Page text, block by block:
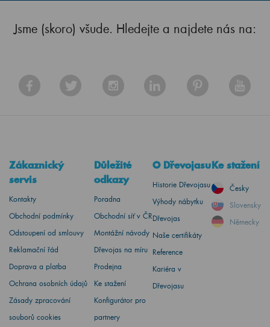
Jsme (skoro) všude. Hledejte a najdete nás na:
Zákaznický
servis
Kontakty
Obchodní podmínky
Odstoupení od smlouvy
Reklamační řád
Doprava a platba
Ochrana osobních údajů
Zásady zpracování
souborů cookies
Důležité
odkazy
Poradna
Obchodní síť v ČR
Montážní návody
Dřevojas na míru
Prodejna
Ke stažení
Konfigurátor pro
partnery
O Dřevojasu
Historie Dřevojasu
Výhody nábytku
Dřevojas
Naše certifikáty
Reference
Kariéra v
Dřevojasu
Ke stažení
Česky
Slovensky
Německy